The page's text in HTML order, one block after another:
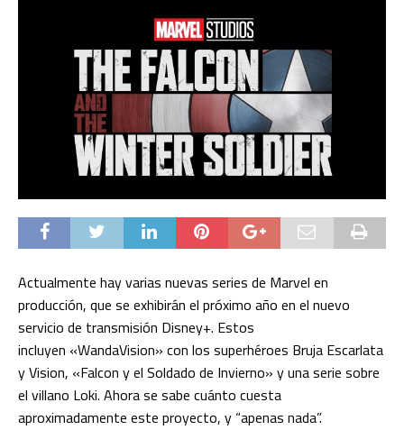
Actualmente hay varias nuevas series de Marvel en
producción, que se exhibirán el próximo año en el nuevo
servicio de transmisión Disney+. Estos
incluyen «WandaVision» con los superhéroes Bruja Escarlata
y Vision, «Falcon y el Soldado de Invierno» y una serie sobre
el villano Loki. Ahora se sabe cuánto cuesta
aproximadamente este proyecto, y “apenas nada”.